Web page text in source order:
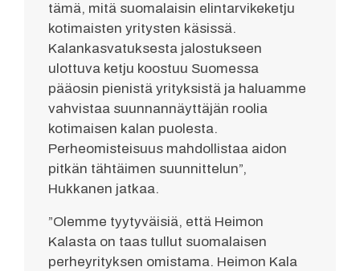
tämä, mitä suomalaisin elintarvikeketju
kotimaisten yritysten käsissä.
Kalankasvatuksesta jalostukseen
ulottuva ketju koostuu Suomessa
pääosin pienistä yrityksistä ja haluamme
vahvistaa suunnannäyttäjän roolia
kotimaisen kalan puolesta.
Perheomisteisuus mahdollistaa aidon
pitkän tähtäimen suunnittelun”,
Hukkanen jatkaa.
”Olemme tyytyväisiä, että Heimon
Kalasta on taas tullut suomalaisen
perheyrityksen omistama. Heimon Kala